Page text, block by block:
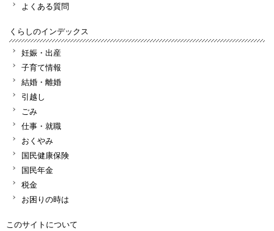
よくある質問
くらしのインデックス
妊娠・出産
子育て情報
結婚・離婚
引越し
ごみ
仕事・就職
おくやみ
国民健康保険
国民年金
税金
お困りの時は
このサイトについて